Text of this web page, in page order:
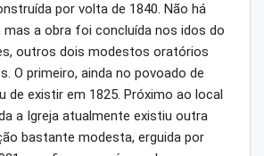
por volta de 1840. Não há
mas a obra foi concluída nos idos do
outros dois modestos oratórios
O primeiro, ainda no povoado de
de existir em 1825. Próximo ao local
a Igreja atualmente existiu outra
bastante modesta, erguida por